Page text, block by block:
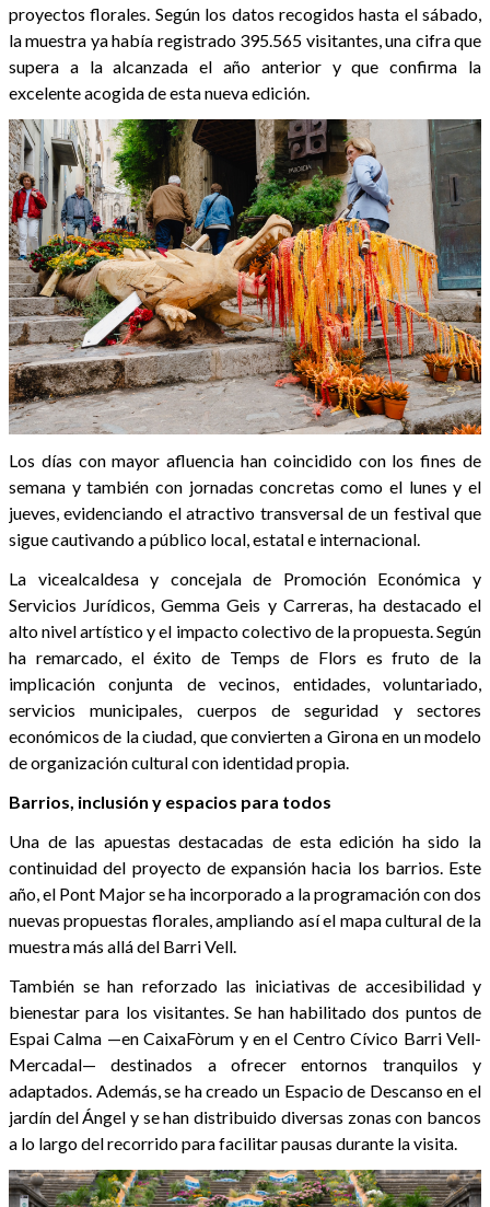
proyectos florales. Según los datos recogidos hasta el sábado,
la muestra ya había registrado 395.565 visitantes, una cifra que
supera a la alcanzada el año anterior y que confirma la
excelente acogida de esta nueva edición.
Los días con mayor afluencia han coincidido con los fines de
semana y también con jornadas concretas como el lunes y el
jueves, evidenciando el atractivo transversal de un festival que
sigue cautivando a público local, estatal e internacional.
La vicealcaldesa y concejala de Promoción Económica y
Servicios Jurídicos, Gemma Geis y Carreras, ha destacado el
alto nivel artístico y el impacto colectivo de la propuesta. Según
ha remarcado, el éxito de Temps de Flors es fruto de la
implicación conjunta de vecinos, entidades, voluntariado,
servicios municipales, cuerpos de seguridad y sectores
económicos de la ciudad, que convierten a Girona en un modelo
de organización cultural con identidad propia.
Barrios, inclusión y espacios para todos
Una de las apuestas destacadas de esta edición ha sido la
continuidad del proyecto de expansión hacia los barrios. Este
año, el Pont Major se ha incorporado a la programación con dos
nuevas propuestas florales, ampliando así el mapa cultural de la
muestra más allá del Barri Vell.
También se han reforzado las iniciativas de accesibilidad y
bienestar para los visitantes. Se han habilitado dos puntos de
Espai Calma —en CaixaFòrum y en el Centro Cívico Barri Vell-
Mercadal— destinados a ofrecer entornos tranquilos y
adaptados. Además, se ha creado un Espacio de Descanso en el
jardín del Ángel y se han distribuido diversas zonas con bancos
a lo largo del recorrido para facilitar pausas durante la visita.